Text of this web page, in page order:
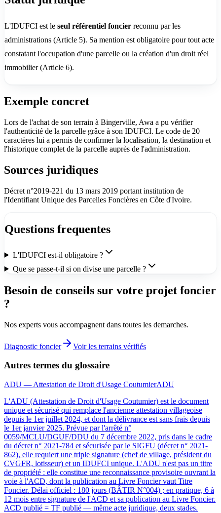
L'IDUFCI est le seul référentiel foncier reconnu par les
administrations (Article 5). Sa mention est obligatoire pour tout acte
constatant l'occupation d'une parcelle ou la création d'un droit réel
immobilier (Article 6).
Exemple concret
Lors de l'achat de son terrain à Bingerville, Awa a pu vérifier
l'authenticité de la parcelle grâce à son IDUFCI. Le code de 20
caractères lui a permis de confirmer la localisation, la destination et
l'historique complet de la parcelle auprès de l'administration.
Sources juridiques
Décret n°2019-221 du 13 mars 2019 portant institution de
l'Identifiant Unique des Parcelles Foncières en Côte d'Ivoire.
Questions frequentes
L'IDUFCI est-il obligatoire ?
Que se passe-t-il si on divise une parcelle ?
Besoin de conseils sur votre projet foncier
?
Nos experts vous accompagnent dans toutes les demarches.
Diagnostic foncier Voir les terrains vérifiés
Autres termes du glossaire
ADU — Attestation de Droit d'Usage CoutumierADU
L'ADU (Attestation de Droit d'Usage Coutumier) est le document
unique et sécurisé qui remplace l'ancienne attestation villageoise
depuis le 1er juillet 2024, et dont la délivrance est sans frais depuis
le 1er janvier 2025. Prévue par l'arrêté n°
0059/MCLU/DGUF/DDU du 7 décembre 2022, pris dans le cadre
du décret n° 2021-784 et sécurisée par le SIGFU (décret n° 2021-
862), elle requiert une triple signature (chef de village, président du
CVGFR, lotisseur) et un IDUFCI unique. L'ADU n'est pas un titre
de propriété : elle constitue une reconnaissance provisoire ouvrant la
voie à l'ACD, dont la publication au Livre Foncier vaut Titre
Foncier. Délai officiel : 180 jours (BÂTIR N°004) ; en pratique, 6 à
12 mois entre signature de l'ACD et sa publication au Livre Foncier.
ACD publié = TF publié — même acte juridique, deux stades.